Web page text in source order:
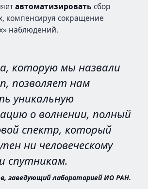
автоматизировать сбор
компенсируя сокращение
наблюдений.
которую мы назвали
позволяет нам
уникальную
о волнении, полный
спектр, который
ни человеческому
спутникам.
заведующий лабораторией ИО РАН.